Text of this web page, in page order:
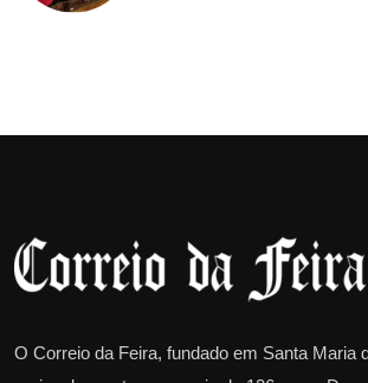
O Correio da Feira, fundado em Santa Maria